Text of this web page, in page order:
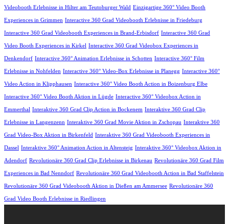
Videobooth Erlebnisse in Hilter am Teutoburger Wald Einzigartige 360° Video Booth
Experiences in Grimmen Interactive 360 Grad Videobooth Erlebnisse in Friedeburg
Interactive 360 Grad Videobooth Experiences in Brand-Erbisdorf Interactive 360 Grad
Video Booth Experiences in Kirkel Interactive 360 Grad Videobox Experiences in
Denkendorf Interactive 360° Animation Erlebnisse in Schotten Interactive 360° Film
Erlebnisse in Nohfelden Interactive 360° Video-Box Erlebnisse in Planegg Interactive 360°
Video Action in Klipphausen Interactive 360° Video Booth Action in Boizenburg Elbe
Interactive 360° Video Booth Aktion in Lügde Interactive 360° Videobox Action in
Emmerthal Interaktive 360 Grad Clip Action in Bockenem Interaktive 360 Grad Clip
Erlebnisse in Langenzenn Interaktive 360 Grad Movie Aktion in Zschopau Interaktive 360
Grad Video-Box Aktion in Birkenfeld Interaktive 360 Grad Videobooth Experiences in
Dassel Interaktive 360° Animation Action in Altensteig Interaktive 360° Videobox Aktion in
Adendorf Revolutionäre 360 Grad Clip Erlebnisse in Birkenau Revolutionäre 360 Grad Film
Experiences in Bad Nenndorf Revolutionäre 360 Grad Videobooth Action in Bad Staffelstein
Revolutionäre 360 Grad Videobooth Aktion in Dießen am Ammersee Revolutionäre 360
Grad Video Booth Erlebnisse in Riedlingen